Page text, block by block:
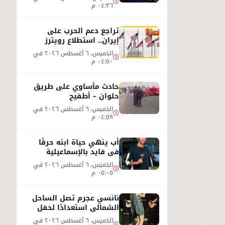
٠٤:٣٦ م
تراجع دعم الحرب على
إيران.. استطلاع رويترز
يكشف توقعات الأمريكيين
الخميس، ٦ أغسطس ٢٠٢٦ في
٠٤:٥٠ م
حادث مأساوي على طريق
حلوان – أطفيح
الخميس، ٦ أغسطس ٢٠٢٦ في
٠٤:٥٩ م
أب ينهي حياة ابنه حرقًا
في فايد بالإسماعيلية
الخميس، ٦ أغسطس ٢٠٢٦ في
٠٥:٠٥ م
نانسي عجرم تصل الساحل
الشمالي استعدادًا لحفل
صيفي جديد الخميس، ٦ أغسطس ٢٠٢٦ في